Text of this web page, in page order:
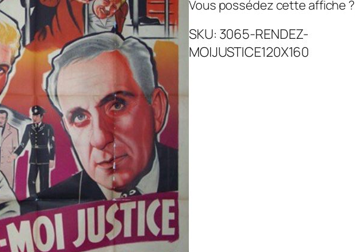
Vous possédez cette affiche ?
SKU: 3065-RENDEZ-
MOIJUSTICE120X160